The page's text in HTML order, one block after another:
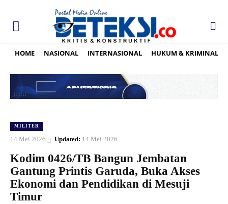
HOME NASIONAL INTERNASIONAL HUKUM & KRIMINAL
MILITER
14 Mei 2026 Updated: 14 Mei 2026
Kodim 0426/TB Bangun Jembatan
Gantung Printis Garuda, Buka Akses
Ekonomi dan Pendidikan di Mesuji
Timur